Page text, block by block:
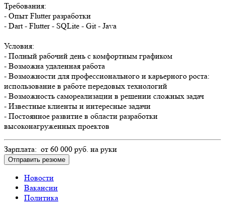
Требования:
- Опыт Flutter разработки
- Dart - Flutter - SQLite - Git - Java
Условия:
- Полный рабочий день с комфортным графиком
- Возможна удаленная работа
- Возможности для профессионального и карьерного роста:
использование в работе передовых технологий
- Возможность самореализации в решении сложных задач
- Известные клиенты и интересные задачи
- Постоянное развитие в области разработки
высоконагруженных проектов
Зарплата: от 60 000 руб. на руки
Отправить резюме
Новости
Вакансии
Политика